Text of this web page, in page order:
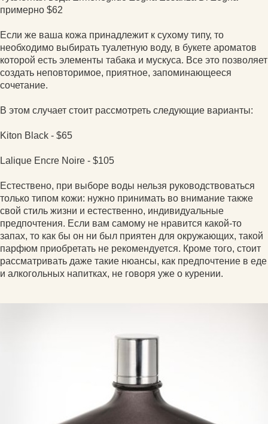
примерно $62
Если же ваша кожа принадлежит к сухому типу, то
необходимо выбирать туалетную воду, в букете ароматов
которой есть элементы табака и мускуса. Все это позволяет
создать неповторимое, приятное, запоминающееся
сочетание.
В этом случает стоит рассмотреть следующие варианты:
Kiton Black - $65
Lalique Encre Noire - $105
Естествено, при выборе воды нельзя руководствоваться
только типом кожи: нужно принимать во внимание также
свой стиль жизни и естественно, индивидуальные
предпочтения. Если вам самому не нравится какой-то
запах, то как бы он ни был приятен для окружающих, такой
парфюм приобретать не рекомендуется. Кроме того, стоит
рассматривать даже такие нюансы, как предпочтение в еде
и алкогольных напитках, не говоря уже о курении.